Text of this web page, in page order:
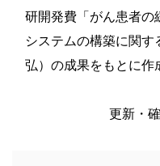
研開発費「がん患者の
システムの構築に関す
弘）の成果をもとに作
更新・